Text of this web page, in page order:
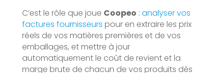
C’est le rôle que joue Coopeo : analyser vos
factures fournisseurs pour en extraire les prix
réels de vos matières premières et de vos
emballages, et mettre à jour
automatiquement le coût de revient et la
marge brute de chacun de vos produits dès